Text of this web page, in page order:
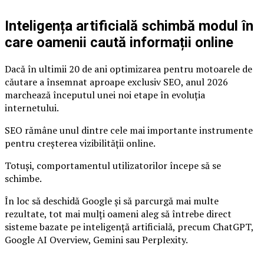
Inteligența artificială schimbă modul în
care oamenii caută informații online
Dacă în ultimii 20 de ani optimizarea pentru motoarele de
căutare a însemnat aproape exclusiv SEO, anul 2026
marchează începutul unei noi etape în evoluția
internetului.
SEO rămâne unul dintre cele mai importante instrumente
pentru creșterea vizibilității online.
Totuși, comportamentul utilizatorilor începe să se
schimbe.
În loc să deschidă Google și să parcurgă mai multe
rezultate, tot mai mulți oameni aleg să întrebe direct
sisteme bazate pe inteligență artificială, precum ChatGPT,
Google AI Overview, Gemini sau Perplexity.